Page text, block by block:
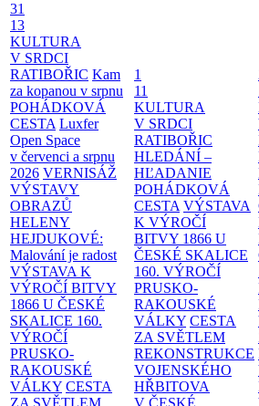
31
13
KULTURA
V SRDCI
RATIBOŘIC Kam
za kopanou v srpnu
POHÁDKOVÁ
CESTA Luxfer
Open Space
v červenci a srpnu
2026 VERNISÁŽ
VÝSTAVY
OBRAZŮ
HELENY
HEJDUKOVÉ:
Malování je radost
VÝSTAVA K
VÝROČÍ BITVY
1866 U ČESKÉ
SKALICE 160.
VÝROČÍ
PRUSKO-
RAKOUSKÉ
VÁLKY CESTA
1
11
KULTURA
V SRDCI
RATIBOŘIC
HLEDÁNÍ –
HĽADANIE
POHÁDKOVÁ
CESTA VÝSTAVA
K VÝROČÍ
BITVY 1866 U
ČESKÉ SKALICE
160. VÝROČÍ
PRUSKO-
RAKOUSKÉ
VÁLKY CESTA
ZA SVĚTLEM
REKONSTRUKCE
VOJENSKÉHO
HŘBITOVA